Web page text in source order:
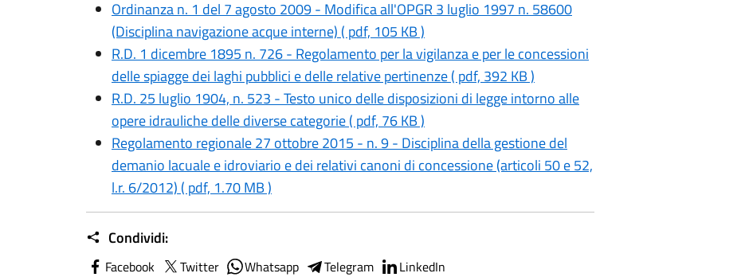
Ordinanza n. 1 del 7 agosto 2009 - Modifica all'OPGR 3 luglio 1997 n. 58600
(Disciplina navigazione acque interne) ( pdf, 105 KB )
R.D. 1 dicembre 1895 n. 726 - Regolamento per la vigilanza e per le concessioni
delle spiagge dei laghi pubblici e delle relative pertinenze ( pdf, 392 KB )
R.D. 25 luglio 1904, n. 523 - Testo unico delle disposizioni di legge intorno alle
opere idrauliche delle diverse categorie ( pdf, 76 KB )
Regolamento regionale 27 ottobre 2015 - n. 9 - Disciplina della gestione del
demanio lacuale e idroviario e dei relativi canoni di concessione (articoli 50 e 52,
l.r. 6/2012) ( pdf, 1.70 MB )
Condividi:
Facebook Twitter Whatsapp Telegram LinkedIn